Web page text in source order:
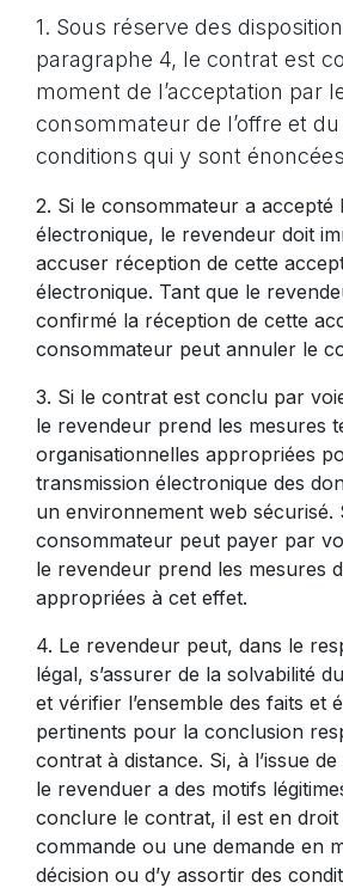
1. Sous réserve des
paragraphe 4, le contrat est
moment de l’acceptation par
consommateur de l’offre et
conditions qui y sont
2. Si le consommateur a
électronique, le revendeur doit
accuser réception de cette
électronique. Tant que le
confirmé la réception de cette
consommateur peut annuler le
3. Si le contrat est conclu par
le revendeur prend les mesures
organisationnelles appropriées
transmission électronique des
un environnement web sécurisé.
consommateur peut payer par
le revendeur prend les mesures
appropriées à cet effet.
4. Le revendeur peut, dans le
légal, s’assurer de la solvabilité
et vérifier l’ensemble des faits et
pertinents pour la conclusion
contrat à distance. Si, à l’issue
le revenduer a des motifs
conclure le contrat, il est en
commande ou une demande en
décision ou d’y assortir des